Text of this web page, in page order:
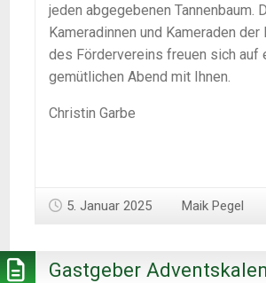
jeden abgegebenen Tannenbaum.
Kameradinnen und Kameraden der
des Fördervereins freuen sich auf
gemütlichen Abend mit Ihnen.
Christin Garbe
5. Januar 2025 Maik Pegel
Gastgeber